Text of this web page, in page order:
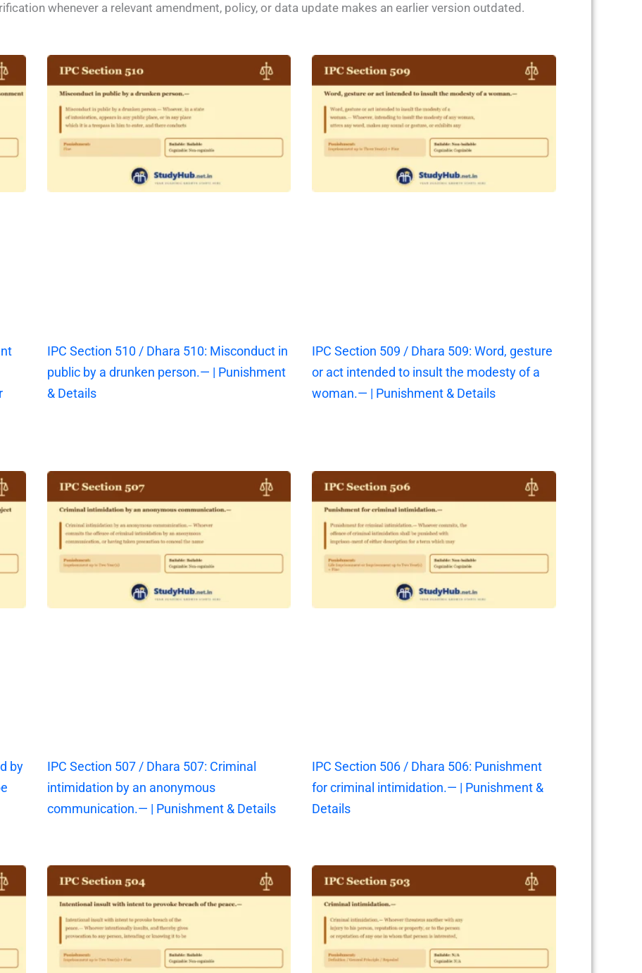
whenever a relevant amendment, policy, or data update makes an earlier version outdated.
IPC Section 510 / Dhara 510: Misconduct in
public by a drunken person.— | Punishment
& Details
IPC Section 509 / Dhara 509: Word, gesture
or act intended to insult the modesty of a
woman.— | Punishment & Details
by
IPC Section 507 / Dhara 507: Criminal
intimidation by an anonymous
communication.— | Punishment & Details
IPC Section 506 / Dhara 506: Punishment
for criminal intimidation.— | Punishment &
Details